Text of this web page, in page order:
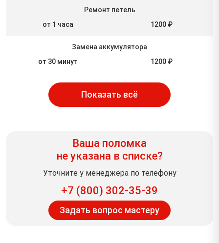
Ремонт петель
от 1 часа
1200 ₽
Замена аккумулятора
от 30 минут
1200 ₽
Показать всё
Ваша поломка
не указана в списке?
Уточните у менеджера по телефону
+7 (800) 302-35-39
Задать вопрос мастеру